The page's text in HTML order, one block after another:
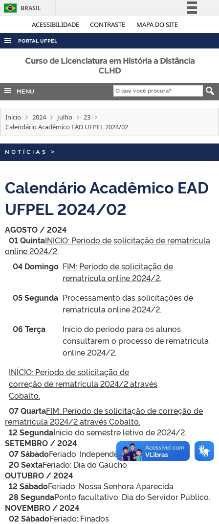
ACESSIBILIDADE CONTRASTE MAPA DO SITE
BRASIL
Simplifique!
Legislação
Canais
PORTAL UFPEL
ACESSO À INFORMAÇÃO
COBALTO
CONCURSOS
EDITAIS
TELEFONES
Curso de Licenciatura em História a Distância
CLHD
MENU
Início 2024 Julho
23
Calendário Acadêmico EAD UFPEL 2024/02
NOTÍCIAS >
Calendário Acadêmico EAD
UFPEL 2024/02
AGOSTO / 2024
01 QuintaINÍCIO: Período de solicitação de rematrícula
online 2024/2.
04 Domingo FIM: Período de solicitação de
rematrícula online 2024/2.
05 Segunda Processamento das solicitações de
rematrícula online 2024/2.
06 Terça
Início do período para os alunos
consultarem o processo de rematrícula
online 2024/2.
INÍCIO: Período de solicitação de
correção de rematrícula 2024/2 através
Cobalto.
07 QuartaFIM: Período de solicitação de correção de
rematrícula 2024/2 através Cobalto.
12 SegundaInício do semestre letivo de 2024/2.
SETEMBRO / 2024
07 SábadoFeriado: Independência
20 SextaFeriado: Dia do Gaúcho
OUTUBRO / 2024
12 SábadoFeriado: Nossa Senhora Aparecida
28 SegundaPonto facultativo: Dia do Servidor Público.
NOVEMBRO / 2024
02 SábadoFeriado: Finados